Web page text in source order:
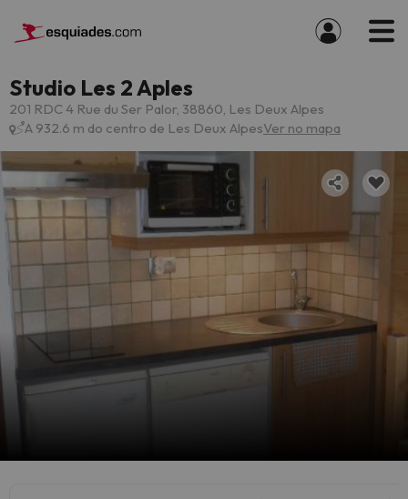
Studio Les 2 Aples
201 RDC 4 Rue du Ser Palor, 38860, Les Deux Alpes
A 932.6 m do centro de Les Deux AlpesVer no mapa